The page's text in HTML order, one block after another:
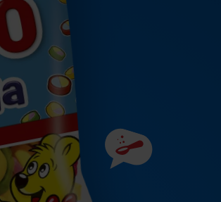
Prísady